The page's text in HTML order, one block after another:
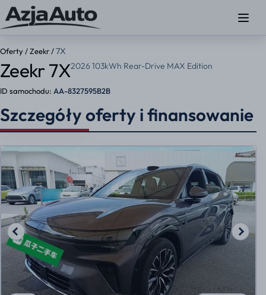
Oferty /Zeekr /7X
Zeekr 7X2026 103kWh Rear-Drive MAX Edition
ID samochodu: AA-8327595B2B
Szczegóły oferty i finansowanie